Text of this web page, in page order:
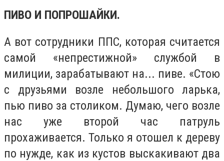
ПИВО И ПОПРОШАЙКИ.
А вот сотрудники ППС, которая считается
самой «непрестижной» службой в
милиции, зарабатывают на... пиве. «Стою
с друзьями возле небольшого ларька,
пью пиво за столиком. Думаю, чего возле
нас уже второй час патруль
прохаживается. Только я отошел к дереву
по нужде, как из кустов выскакивают два